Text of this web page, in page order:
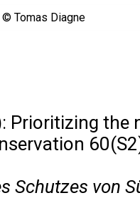
Prioritizing the
Schutzes von